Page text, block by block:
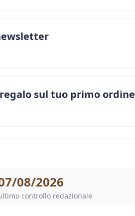
sul tuo primo ordine
08/2026
controllo redazionale